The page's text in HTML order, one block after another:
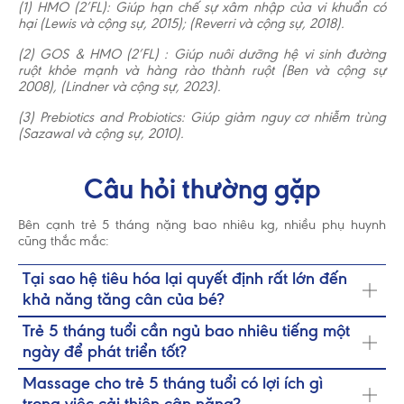
(1) HMO (2’FL): Giúp hạn chế sự xâm nhập của vi khuẩn có
hại (Lewis và cộng sự, 2015); (Reverri và cộng sự, 2018).
(2) GOS & HMO (2’FL) : Giúp nuôi dưỡng hệ vi sinh đường
ruột khỏe mạnh và hàng rào thành ruột (Ben và cộng sự
2008), (Lindner và cộng sự, 2023).
(3) Prebiotics and Probiotics: Giúp giảm nguy cơ nhiễm trùng
(Sazawal và cộng sự, 2010).
Câu hỏi thường gặp
Bên cạnh trẻ 5 tháng nặng bao nhiêu kg, nhiều phụ huynh
cũng thắc mắc:
Tại sao hệ tiêu hóa lại quyết định rất lớn đến
khả năng tăng cân của bé?
Hệ tiêu hóa của trẻ dưới 6 tháng còn rất non nớt, dễ bị táo
bón, tiêu chảy hay chướng bụng, gây ảnh hưởng trực tiếp
đến việc hấp thu dinh dưỡng. Đặc biệt, có đến 70% tế bào
miễn dịch nằm ở đường ruột. Do đó, khi bé có một "chiếc
bụng khỏe", hệ vi sinh đường ruột cân bằng thì mới hấp thu
tốt các chất, ít bị ốm vặt và dễ dàng bắt kịp đà tăng trưởng
Trẻ 5 tháng tuổi cần ngủ bao nhiêu tiếng một
ngày để phát triển tốt?
Ở giai đoạn này, ba mẹ nên đảm bảo cho bé ngủ đủ từ 14
– 15 tiếng/ngày. Trong đó bao gồm khoảng 10 tiếng vào
Massage cho trẻ 5 tháng tuổi có lợi ích gì